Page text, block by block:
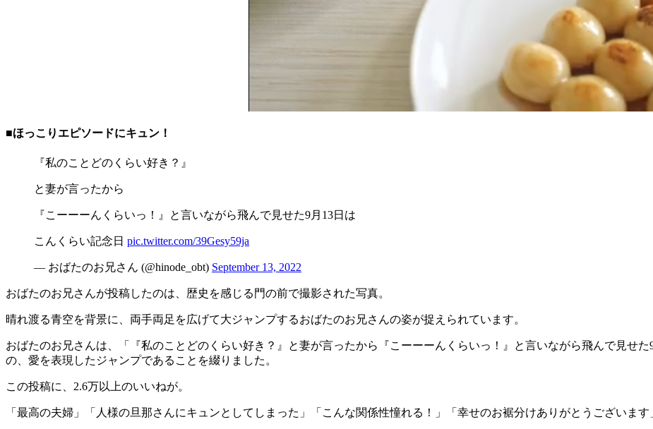
■ほっこりエピソードにキュン！
『私のことどのくらい好き？』
と妻が言ったから
『こーーーんくらいっ！』と言いながら飛んで見せた9月13日は
こんくらい記念日 pic.twitter.com/39Gesy59ja
— おばたのお兄さん (@hinode_obt) September 13, 2022
おばたのお兄さんが投稿したのは、歴史を感じる門の前で撮影された写真。
晴れ渡る青空を背景に、両手両足を広げて大ジャンプするおばたのお兄さんの姿が捉えられています。
おばたのお兄さんは、「『私のことどのくらい好き？』と妻が言ったから『こーーーんくらいっ！』と言いながら飛んで見せ
の、愛を表現したジャンプであることを綴りました。
この投稿に、2.6万以上のいいねが。
「最高の夫婦」「人様の旦那さんにキュンとしてしまった」「こんな関係性憧れる！」「幸せのお裾分けありがとうございます